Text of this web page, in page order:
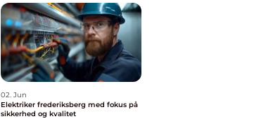
02. Jun
Elektriker frederiksberg med fokus på
sikkerhed og kvalitet